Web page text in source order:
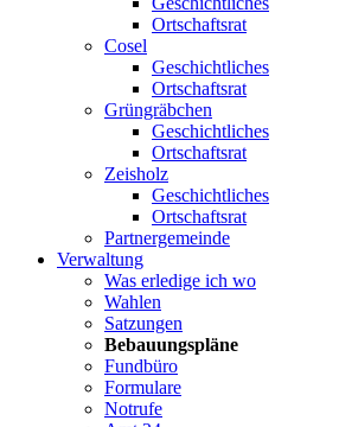
Ortschaftsrat
Cosel
Geschichtliches
Ortschaftsrat
Grüngräbchen
Geschichtliches
Ortschaftsrat
Zeisholz
Geschichtliches
Ortschaftsrat
Partnergemeinde
Verwaltung
Was erledige ich wo
Wahlen
Satzungen
Bebauungspläne
Fundbüro
Formulare
Notrufe